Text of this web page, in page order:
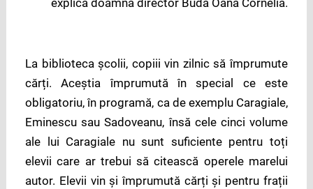
explică doamna director Buda Oana Cornelia.
La biblioteca școlii, copiii vin zilnic să împrumute
cărți. Aceștia împrumută în special ce este
obligatoriu, în programă, ca de exemplu Caragiale,
Eminescu sau Sadoveanu, însă cele cinci volume
ale lui Caragiale nu sunt suficiente pentru toți
elevii care ar trebui să citească operele marelui
autor. Elevii vin și împrumută cărți și pentru frații